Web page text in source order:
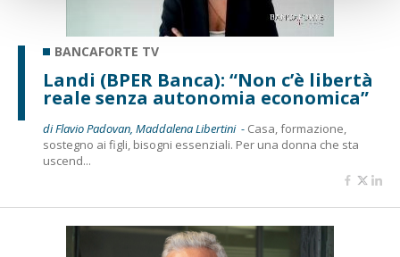
BANCAFORTE TV
Landi (BPER Banca): “Non c’è libertà
reale senza autonomia economica”
di Flavio Padovan, Maddalena Libertini - Casa, formazione,
sostegno ai figli, bisogni essenziali. Per una donna che sta
uscend...